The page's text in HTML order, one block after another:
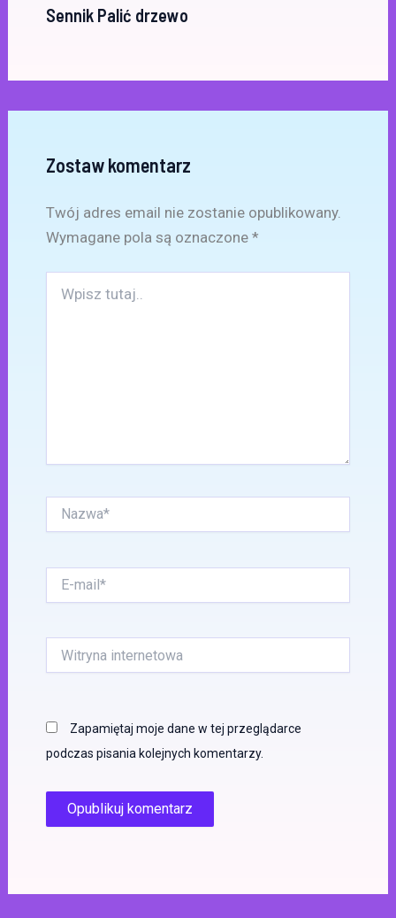
Sennik Palić drzewo
Zostaw komentarz
Twój adres email nie zostanie opublikowany.
Wymagane pola są oznaczone *
tutaj..
mail*
internetowa
Zapamiętaj moje dane w tej przeglądarce
podczas pisania kolejnych komentarzy.